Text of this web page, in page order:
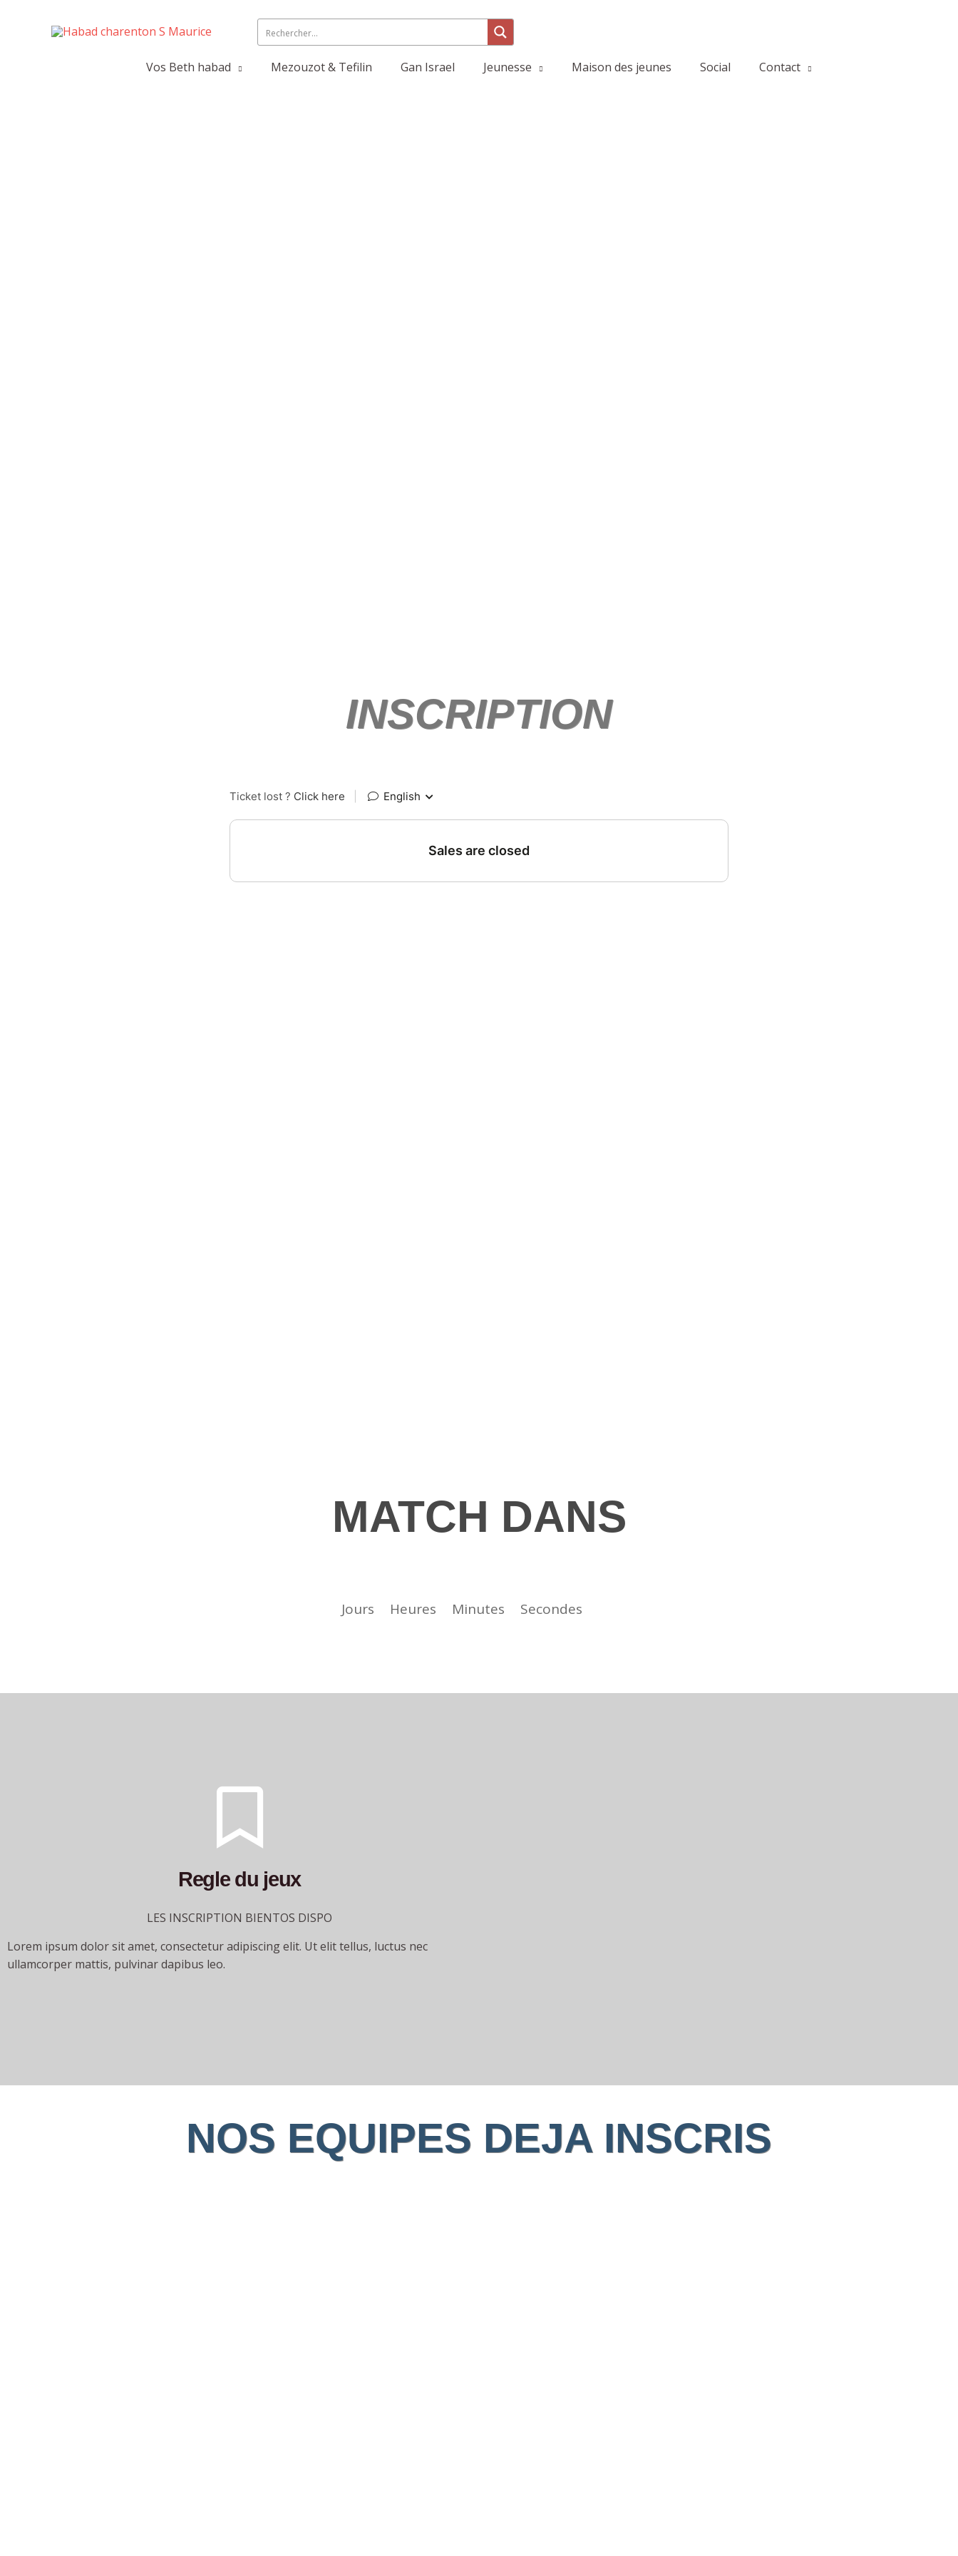
Vos Beth habad Mezouzot & Tefilin Gan Israel Jeunesse Maison des jeunes Social Contact
INSCRIPTION
MATCH DANS
Jours Heures Minutes Secondes
Regle du jeux
LES INSCRIPTION BIENTOS DISPO
Lorem ipsum dolor sit amet, consectetur adipiscing elit. Ut elit tellus, luctus nec
ullamcorper mattis, pulvinar dapibus leo.
NOS EQUIPES DEJA INSCRIS